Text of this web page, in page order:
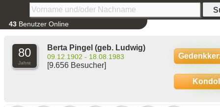
43 Benutzer Online
80
Jahre
Berta Pingel (geb. Ludwig)
09.12.1902 - 18.08.1983
[9.656 Besucher]